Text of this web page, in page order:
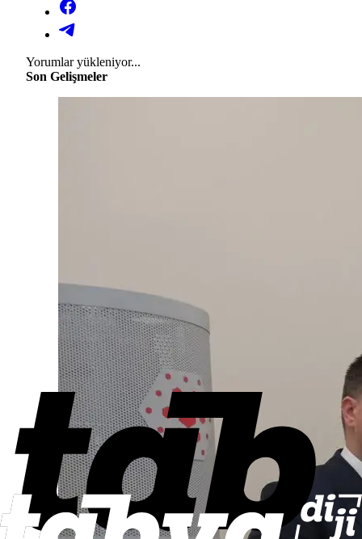
Yorumlar yükleniyor...
Son Gelişmeler